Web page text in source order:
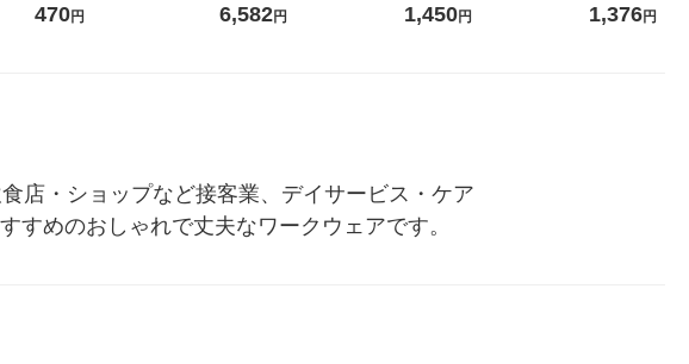
産
ックティッシュ フィオナ オ
470円
ーの香り 柔軟剤 詰め替え 超
6,582円
1箱（20本入）ラベルレス
1,450円
紙配合 スコッ
1,376円
店・ショップなど接客業、デイサービス・ケア
めのおしゃれで丈夫なワークウェアです。